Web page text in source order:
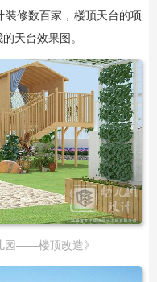
修数百家，楼顶天台的项
天台效果图。
园——楼顶改造》